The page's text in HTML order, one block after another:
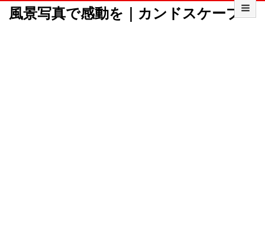
風景写真で感動を｜カンドスケープ